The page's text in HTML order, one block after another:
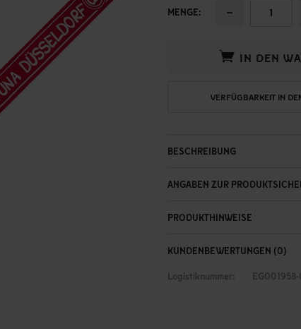
MENGE: −
IN DEN
VERFÜGBARKEIT IN
BESCHREIBUNG
ANGABEN ZUR
PRODUKTHINWEISE
KUNDENBEWERTUNGEN (0)
Logistiknummer: EG001958-